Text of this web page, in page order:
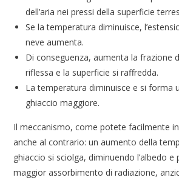
dell’aria nei pressi della superficie
Se la temperatura diminuisce,
neve aumenta.
Di conseguenza, aumenta la frazione
riflessa e la superficie si raffredda.
La temperatura diminuisce e si forma
ghiaccio maggiore.
Il meccanismo, come potete facilmente
anche al contrario: un aumento della
ghiaccio si sciolga, diminuendo l’albedo e
maggior assorbimento di radiazione,